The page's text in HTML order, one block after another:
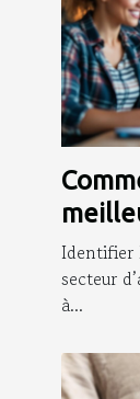
votre
Identifier
secteur
à...